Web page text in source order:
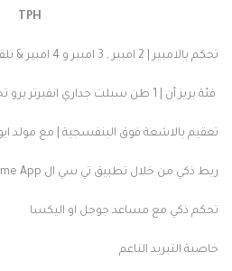
TPH
تحكم بالامبير | 2 امبير , 3 امبير و 4 امبير & تلقائي
فئة بريز أن | 1 طن سبلت جداري انفيرتر برو تحكم مع حفظ الذاكرة
تعقيم بالاشعة فوق البنفسجية | مع مولد
ربط ذكي من خلال تطبيق تي سي ال TCL Home App
تحكم ذكي مع مساعد جوجل او اليكسا
خاصية التبريد الناعم